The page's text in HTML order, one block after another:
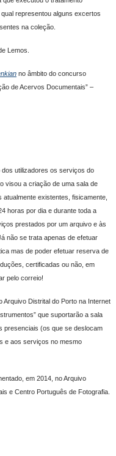
representou alguns excertos
na coleção.
Lemos.
no âmbito do concurso
de Acervos Documentais” –
utilizadores os serviços do
visou a criação de uma sala de
existentes, fisicamente,
horas por dia e durante toda a
prestados por um arquivo e às
não se trata apenas de efetuar
mas de poder efetuar reserva de
certificadas ou não, em
pelo correio!
Distrital do Porto na Internet
que suportarão a sala
presenciais (os que se deslocam
e aos serviços no mesmo
em 2014, no Arquivo
e Centro Português de Fotografia.